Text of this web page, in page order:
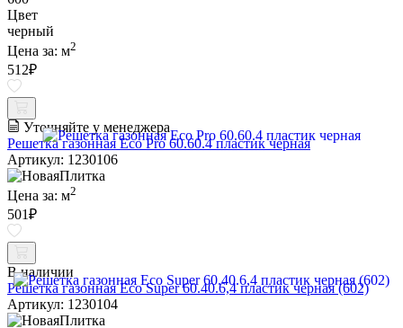
Цвет
черный
Цена за: м2
512₽
Уточняйте у менеджера
Решетка газонная Eco Pro 60.60.4 пластик черная
Артикул: 1230106
Цена за: м2
501₽
В наличии
Решетка газонная Eco Super 60.40.6,4 пластик черная (602)
Артикул: 1230104